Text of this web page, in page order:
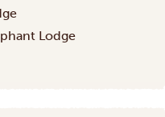
Lodge